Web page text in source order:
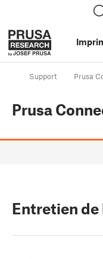
Support Prusa
Prusa
Entretien